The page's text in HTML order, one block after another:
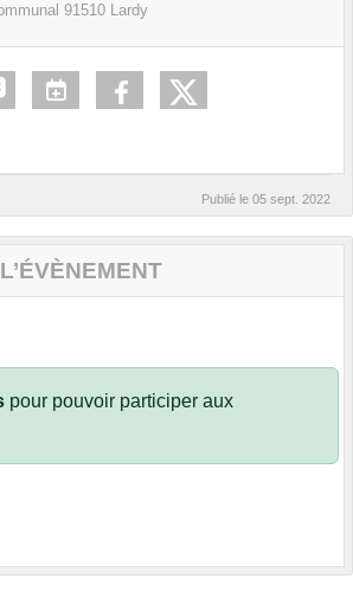
91510 Lardy
Publié le 05 sept. 2022
pour pouvoir participer aux